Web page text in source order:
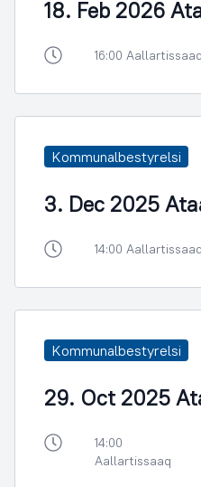
18. Feb 2026
16:00 Aallartissaaq
Kommunalbestyrelsi
3. Dec 2025
14:00 Aallartissaaq
Kommunalbestyrelsi
29. Oct 2025
14:00
Aallartissaaq